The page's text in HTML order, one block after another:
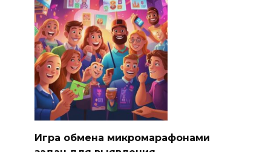
Игра обмена микромарафонами